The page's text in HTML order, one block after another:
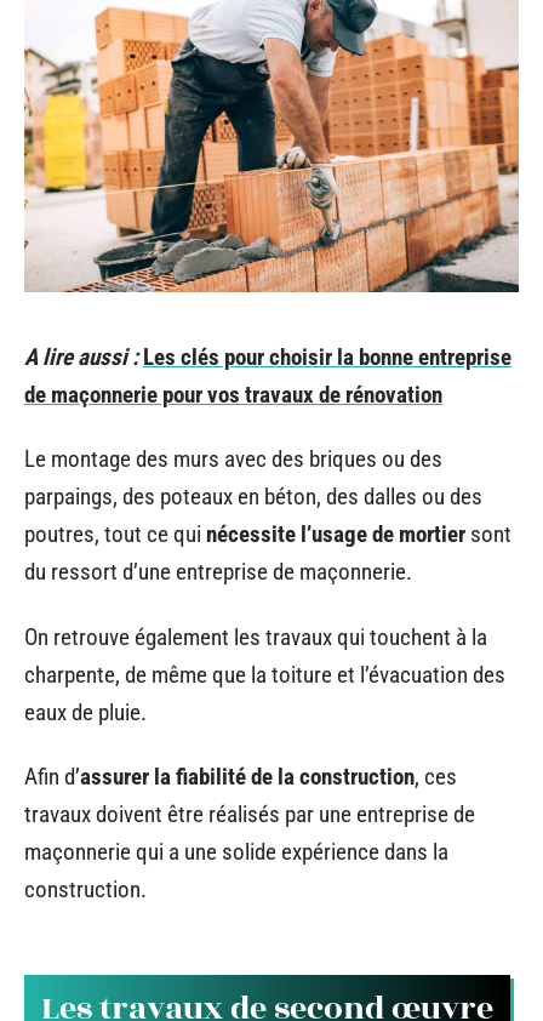
A lire aussi : Les clés pour choisir la bonne entreprise
de maçonnerie pour vos travaux de rénovation
Le montage des murs avec des briques ou des
parpaings, des poteaux en béton, des dalles ou des
poutres, tout ce qui nécessite l’usage de mortier sont
du ressort d’une entreprise de maçonnerie.
On retrouve également les travaux qui touchent à la
charpente, de même que la toiture et l’évacuation des
eaux de pluie.
Afin d’assurer la fiabilité de la construction, ces
travaux doivent être réalisés par une entreprise de
maçonnerie qui a une solide expérience dans la
construction.
Les travaux de second œuvre